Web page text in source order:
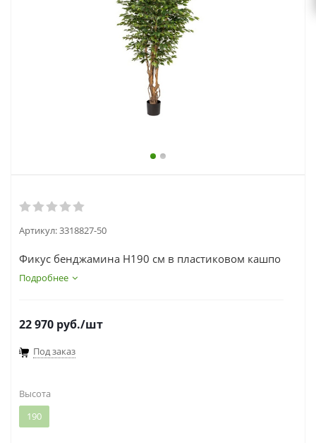
zakaz@topcvetok.ru
Артикул:3318827-50
Фикус бенджамина H190 см в пластиковом кашпо
Подробнее
22 970 руб./шт
Под заказ
Высота
190